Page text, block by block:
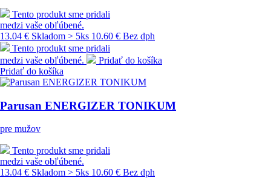
Tento produkt sme pridali
medzi vaše obľúbené.
13.04 € Skladom > 5ks 10.60 € Bez dph
Tento produkt sme pridali
medzi vaše obľúbené.
Pridať do košíka
Pridať do košíka
Parusan ENERGIZER TONIKUM
pre mužov
Tento produkt sme pridali
medzi vaše obľúbené.
13.04 € Skladom > 5ks 10.60 € Bez dph